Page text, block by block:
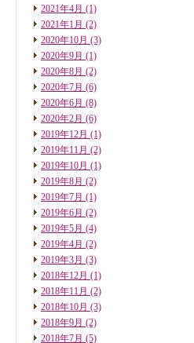
2021年4月 (1)
2021年1月 (2)
2020年10月 (3)
2020年9月 (1)
2020年8月 (2)
2020年7月 (6)
2020年6月 (8)
2020年2月 (6)
2019年12月 (1)
2019年11月 (2)
2019年10月 (1)
2019年8月 (2)
2019年7月 (1)
2019年6月 (2)
2019年5月 (4)
2019年4月 (2)
2019年3月 (3)
2018年12月 (1)
2018年11月 (2)
2018年10月 (3)
2018年9月 (2)
2018年7月 (5)